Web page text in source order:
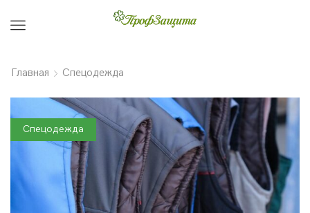
Menu
Главная Спецодежда
Спецодежда